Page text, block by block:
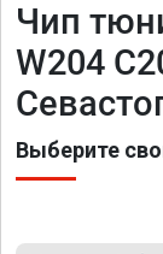
Чип
W204
Выберите